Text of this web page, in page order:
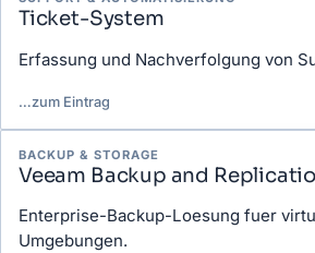
Ticket-System
Erfassung und Nachverfolgung von
…zum Eintrag
BACKUP & STORAGE
Veeam Backup and
Enterprise-Backup-Loesung fuer
Umgebungen.